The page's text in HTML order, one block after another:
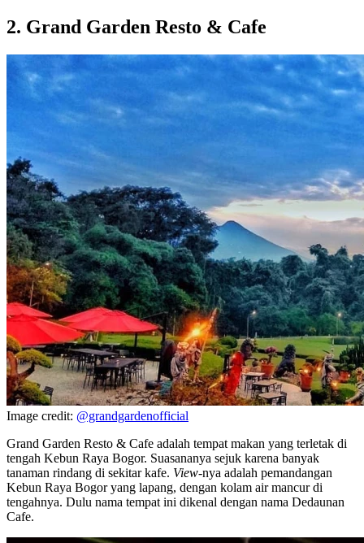
2. Grand Garden Resto & Cafe
Image credit: @grandgardenofficial
Grand Garden Resto & Cafe adalah tempat makan yang terletak di
tengah Kebun Raya Bogor. Suasananya sejuk karena banyak
tanaman rindang di sekitar kafe. View-nya adalah pemandangan
Kebun Raya Bogor yang lapang, dengan kolam air mancur di
tengahnya. Dulu nama tempat ini dikenal dengan nama Dedaunan
Cafe.